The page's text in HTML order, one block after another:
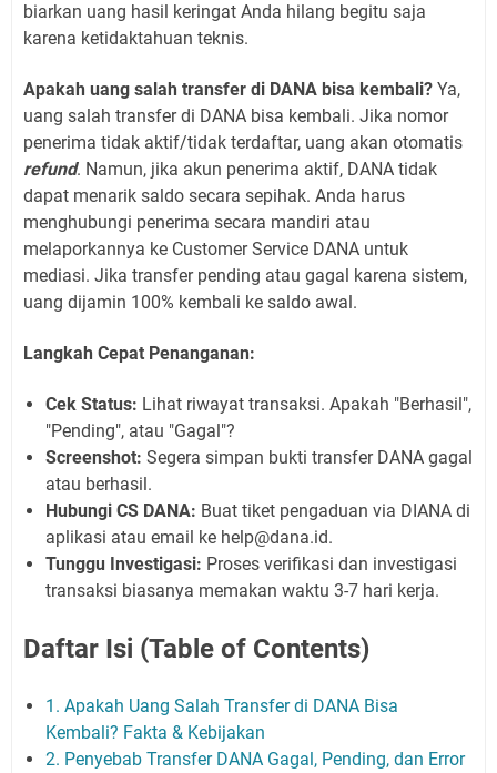
biarkan uang hasil keringat Anda hilang begitu saja
karena ketidaktahuan teknis.
Apakah uang salah transfer di DANA bisa kembali? Ya,
uang salah transfer di DANA bisa kembali. Jika nomor
penerima tidak aktif/tidak terdaftar, uang akan otomatis
refund. Namun, jika akun penerima aktif, DANA tidak
dapat menarik saldo secara sepihak. Anda harus
menghubungi penerima secara mandiri atau
melaporkannya ke Customer Service DANA untuk
mediasi. Jika transfer pending atau gagal karena sistem,
uang dijamin 100% kembali ke saldo awal.
Langkah Cepat Penanganan:
Cek Status: Lihat riwayat transaksi. Apakah "Berhasil",
"Pending", atau "Gagal"?
Screenshot: Segera simpan bukti transfer DANA gagal
atau berhasil.
Hubungi CS DANA: Buat tiket pengaduan via DIANA di
aplikasi atau email ke help@dana.id.
Tunggu Investigasi: Proses verifikasi dan investigasi
transaksi biasanya memakan waktu 3-7 hari kerja.
Daftar Isi (Table of Contents)
1. Apakah Uang Salah Transfer di DANA Bisa
Kembali? Fakta & Kebijakan
2. Penyebab Transfer DANA Gagal, Pending, dan Error